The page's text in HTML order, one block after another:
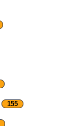
155